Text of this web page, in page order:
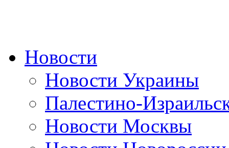
Новости
Новости Украины
Палестино-
Новости Москвы